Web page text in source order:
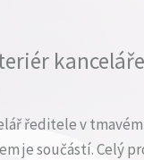
ředitele v
je součástí. Celý